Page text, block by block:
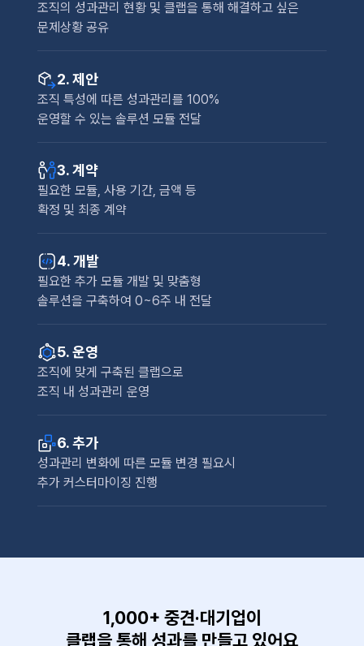
조직의 성과관리 현황 및 클랩을 통해 해결하고 싶은
문제상황 공유
2. 제안
조직 특성에 따른 성과관리를 100%
운영할 수 있는 솔루션 모듈 전달
3. 계약
필요한 모듈, 사용 기간, 금액 등
확정 및 최종 계약
4. 개발
필요한 추가 모듈 개발 및 맞춤형
솔루션을 구축하여 0~6주 내 전달
5. 운영
조직에 맞게 구축된 클랩으로
조직 내 성과관리 운영
6. 추가
성과관리 변화에 따른 모듈 변경 필요시
추가 커스터마이징 진행
1,000+ 중견·대기업이
클랩을 통해 성과를 만들고 있어요